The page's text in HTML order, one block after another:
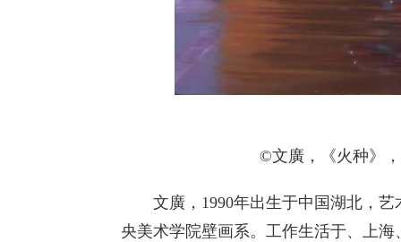
©文廣，《火种》，
文廣，1990年出生于中国湖北，艺
央美术学院壁画系。工作生活于、上